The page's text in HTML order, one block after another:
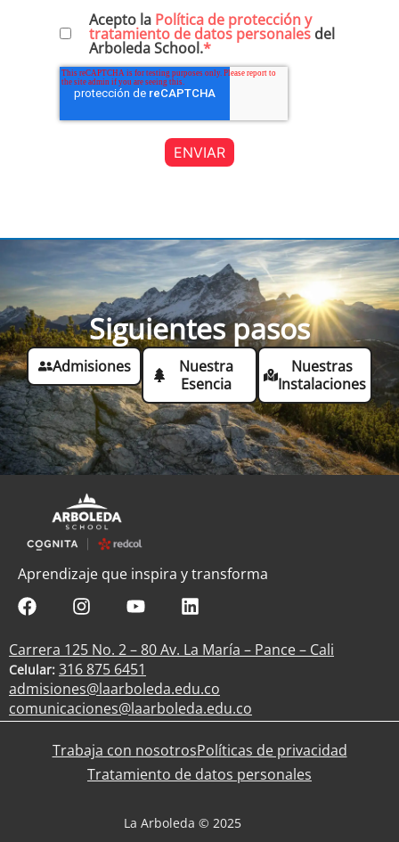
Acepto la Política de protección y
tratamiento de datos personales del
Arboleda School.*
Siguientes pasos
Admisiones
Nuestra
Esencia
Nuestras
Instalaciones
Aprendizaje que inspira y transforma
Carrera 125 No. 2 – 80 Av. La María – Pance – Cali
Celular: 316 875 6451
admisiones@laarboleda.edu.co
comunicaciones@laarboleda.edu.co
Trabaja con nosotrosPolíticas de privacidad
Tratamiento de datos personales
La Arboleda © 2025